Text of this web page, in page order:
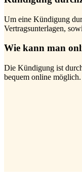
Um eine Kündigung
Vertragsunterlagen,
Wie kann man
Die Kündigung ist
bequem online möglich.